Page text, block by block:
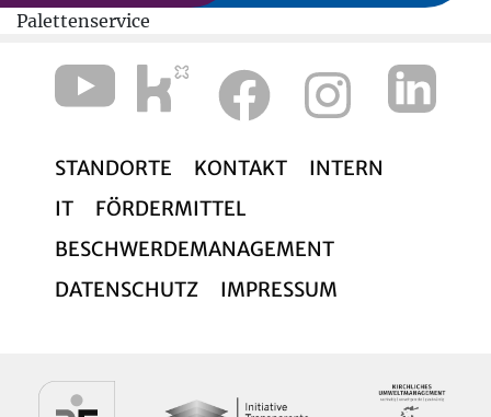
Palettenservice
STANDORTE KONTAKT
INTERN
IT
FÖRDERMITTEL
BESCHWERDEMANAGEMENT
DATENSCHUTZ
IMPRESSUM